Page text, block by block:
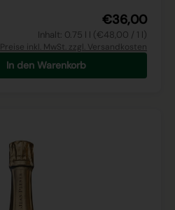
€36,00
Inhalt: 0.75 l l (€48,00 / 1 l)
Preise inkl. MwSt. zzgl. Versandkosten
In den Warenkorb